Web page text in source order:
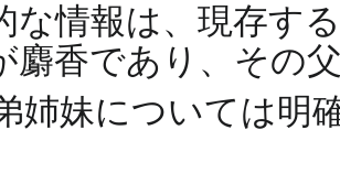
情報は、現存す
香であり、その
姉妹については明